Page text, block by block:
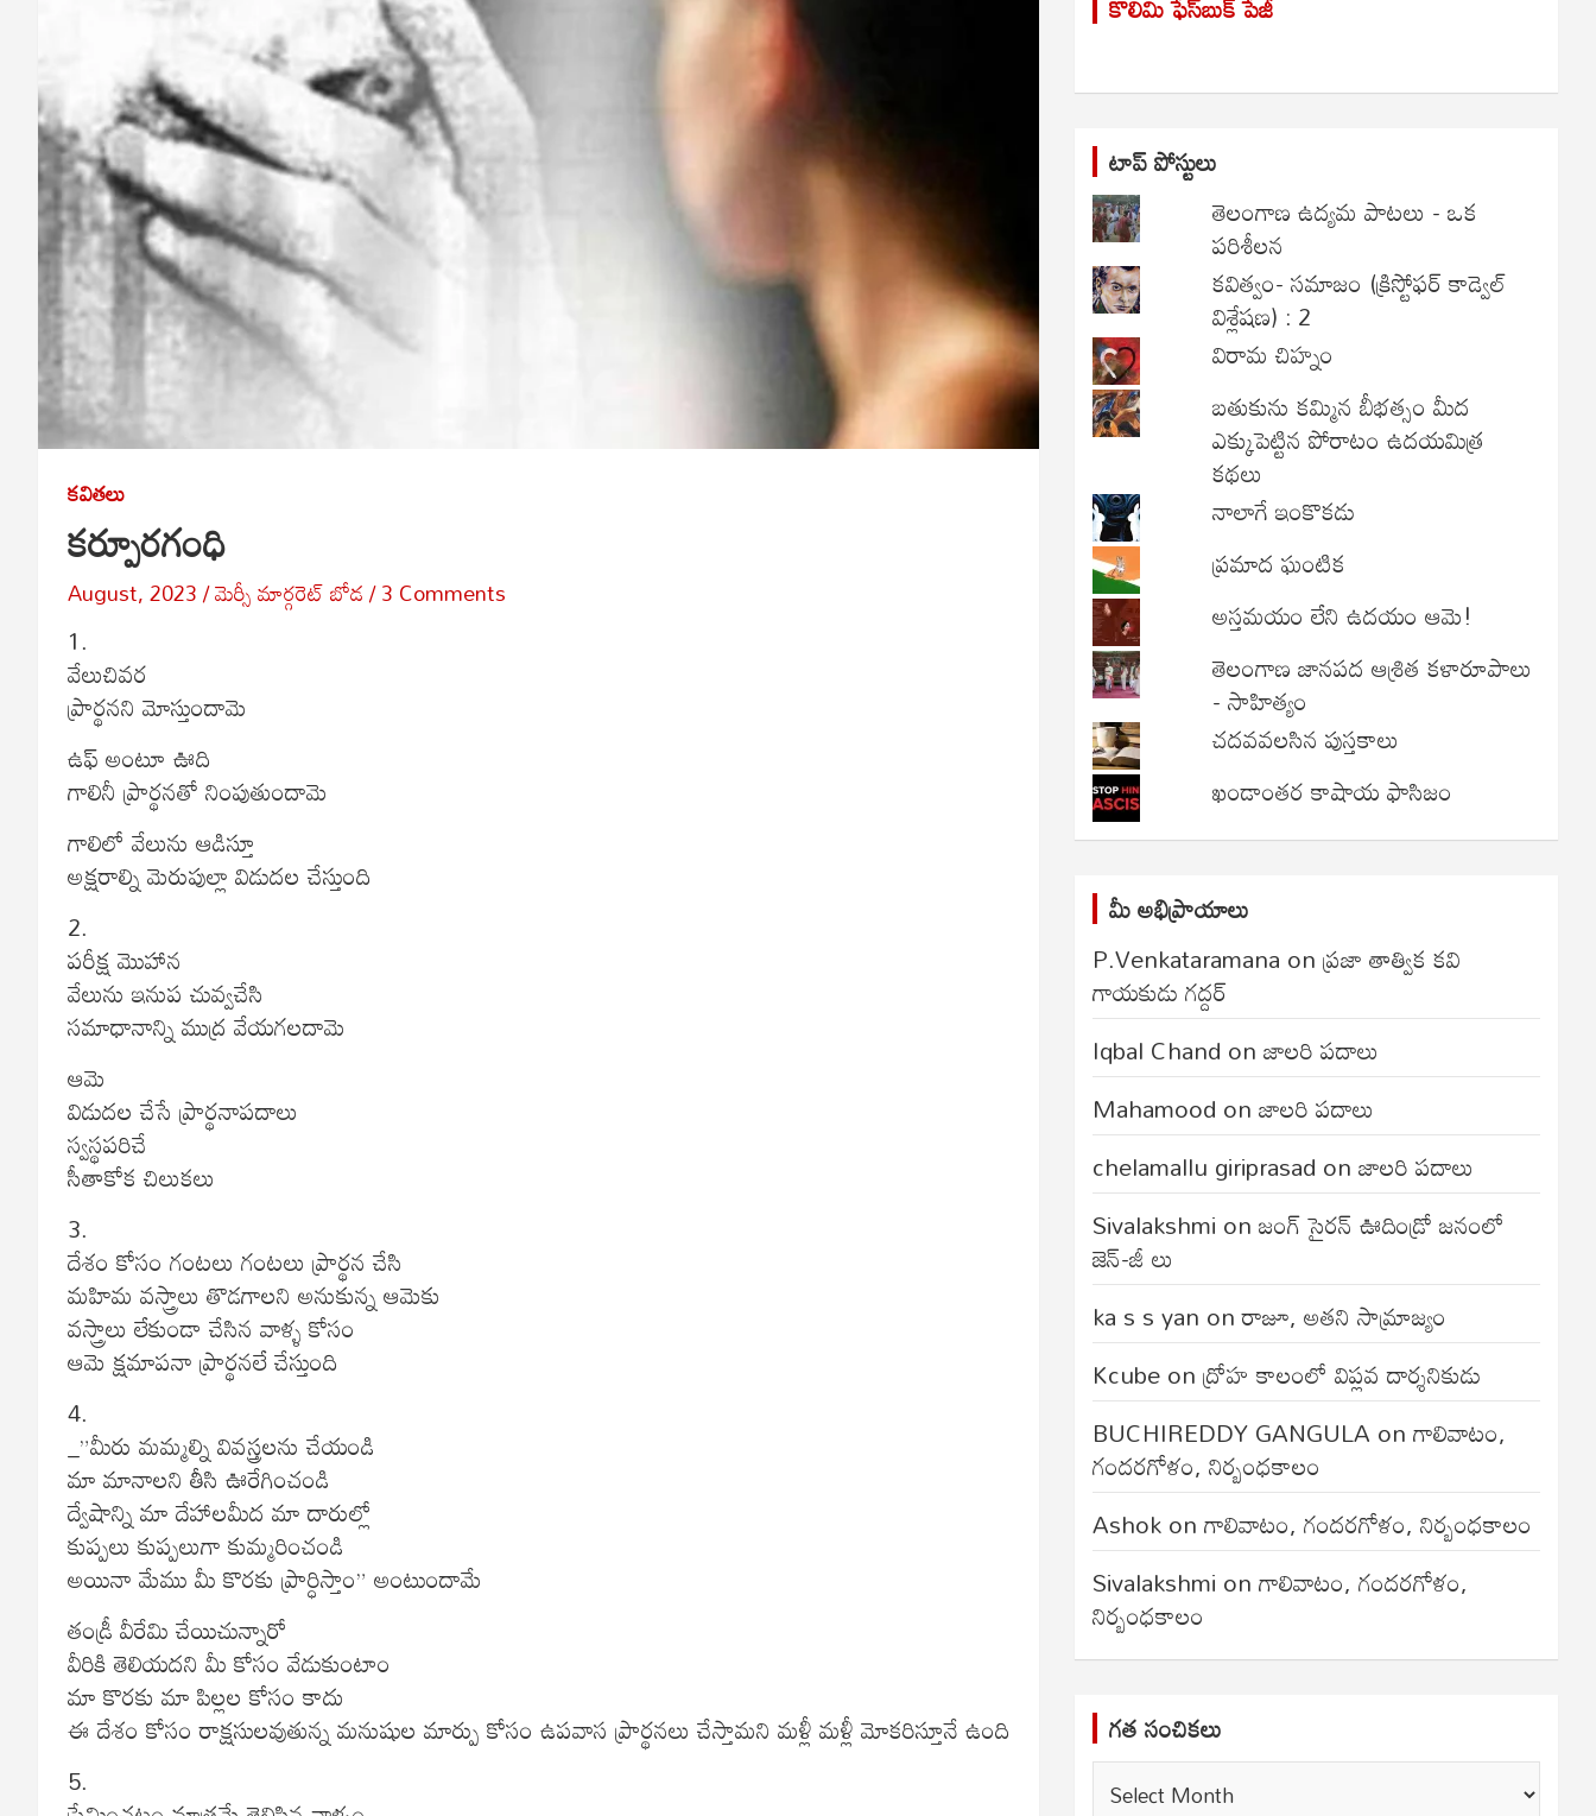
కవితలు
కర్పూరగంధి
August, 2023 మెర్సీ మార్గరెట్ బోడ 3 Comments
1.
వేలుచివర
ప్రార్థనని మోస్తుందామె
ఉఫ్ అంటూ ఊది
గాలినీ ప్రార్థనతో నింపుతుందామె
గాలిలో వేలును ఆడిస్తూ
అక్షరాల్ని మెరుపుల్లా విడుదల చేస్తుంది
2.
పరీక్ష మొహాన
వేలును ఇనుప చువ్వచేసి
సమాధానాన్ని ముద్ర వేయగలదామె
ఆమె
విడుదల చేసే ప్రార్థనాపదాలు
స్వస్థపరిచే
సీతాకోక చిలుకలు
3.
దేశం కోసం గంటలు గంటలు ప్రార్థన చేసి
మహిమ వస్త్రాలు తొడగాలని అనుకున్న ఆమెకు
వస్త్రాలు లేకుండా చేసిన వాళ్ళ కోసం
ఆమె క్షమాపనా ప్రార్థనలే చేస్తుంది
4.
_”మీరు మమ్మల్ని వివస్త్రలను చేయండి
మా మానాలని తీసి ఊరేగించండి
ద్వేషాన్ని మా దేహాలమీద మా దారుల్లో
కుప్పలు కుప్పలుగా కుమ్మరించండి
అయినా మేము మీ కొరకు ప్రార్ధిస్తాం” అంటుందామే
తండ్రీ వీరేమి చేయిచున్నారో
వీరికి తెలియదని మీ కోసం వేడుకుంటాం
మా కొరకు మా పిల్లల కోసం కాదు
ఈ దేశం కోసం రాక్షసులవుతున్న మనుషుల మార్పు కోసం ఉపవాస ప్రార్థనలు చేస్తామని మళ్లీ మళ్లీ మోకరిస్తూనే ఉంది
5.
c
టాప్ పోస్టులు
తెలంగాణ ఉద్యమ పాటలు - ఒక
పరిశీలన
కవిత్వం- సమాజం (క్రిస్టోఫర్ కాడ్వెల్
విశ్లేషణ) : 2
విరామ చిహ్నం
బతుకును కమ్మిన బీభత్సం మీద
ఎక్కుపెట్టిన పోరాటం ఉదయమిత్ర
కథలు
నాలాగే ఇంకొకడు
ప్రమాద ఘంటిక
అస్తమయం లేని ఉదయం ఆమె!
తెలంగాణ జానపద ఆశ్రిత కళారూపాలు
- సాహిత్యం
చదవవలసిన పుస్తకాలు
ఖండాంతర కాషాయ ఫాసిజం
మీ అభిప్రాయాలు
P.Venkataramana onప్రజా తాత్విక కవి
గాయకుడు గద్దర్
Iqbal Chand onజాలరి పదాలు
Mahamood onజాలరి పదాలు
chelamallu giriprasad onజాలరి పదాలు
Sivalakshmi onజంగ్‌ సైరన్‌ ఊదిండ్రో జనంలో
జెన్-జీ లు
ka s s yan onరాజూ, అతని సామ్రాజ్యం
Kcubeonద్రోహ కాలంలో విప్లవ దార్శనికుడు
BUCHIREDDY GANGULA onగాలివాటం,
గందరగోళం, నిర్బంధకాలం
Ashokonగాలివాటం, గందరగోళం, నిర్బంధకాలం
Sivalakshmi onగాలివాటం, గందరగోళం,
నిర్బంధకాలం
గత సంచికలు
గత